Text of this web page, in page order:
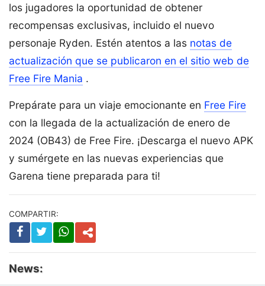
los jugadores la oportunidad de obtener
recompensas exclusivas, incluido el nuevo
personaje Ryden. Estén atentos a las notas de
actualización que se publicaron en el sitio web de
Free Fire Mania .
Prepárate para un viaje emocionante en Free Fire
con la llegada de la actualización de enero de
2024 (OB43) de Free Fire. ¡Descarga el nuevo APK
y sumérgete en las nuevas experiencias que
Garena tiene preparada para ti!
COMPARTIR:
News: